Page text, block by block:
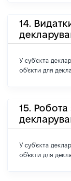
14.
У суб'єкта
об'єкти для
15. Робота
У суб'єкта
об'єкти для